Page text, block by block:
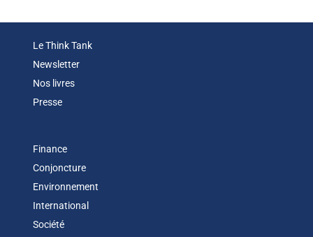
Le Think Tank
Newsletter
Nos livres
Presse
Finance
Conjoncture
Environnement
International
Société